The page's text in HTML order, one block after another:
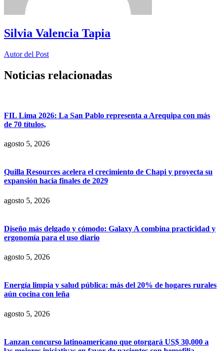
Silvia Valencia Tapia
Autor del Post
Noticias relacionadas
FIL Lima 2026: La San Pablo representa a Arequipa con más
de 70 títulos,
agosto 5, 2026
Quilla Resources acelera el crecimiento de Chapi y proyecta su
expansión hacia finales de 2029
agosto 5, 2026
Diseño más delgado y cómodo: Galaxy A combina practicidad y
ergonomía para el uso diario
agosto 5, 2026
Energía limpia y salud pública: más del 20% de hogares rurales
aún cocina con leña
agosto 5, 2026
Lanzan concurso latinoamericano que otorgará US$ 30,000 a